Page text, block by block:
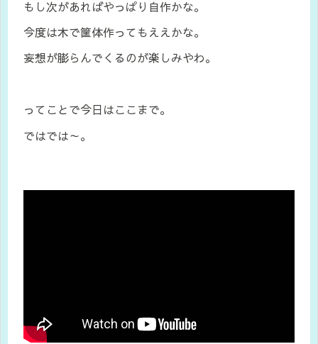
もし次があればやっぱり自作かな。
今度は木で筐体作ってもええかな。
妄想が膨らんでくるのが楽しみやわ。
ってことで今日はここまで。
ではでは～。